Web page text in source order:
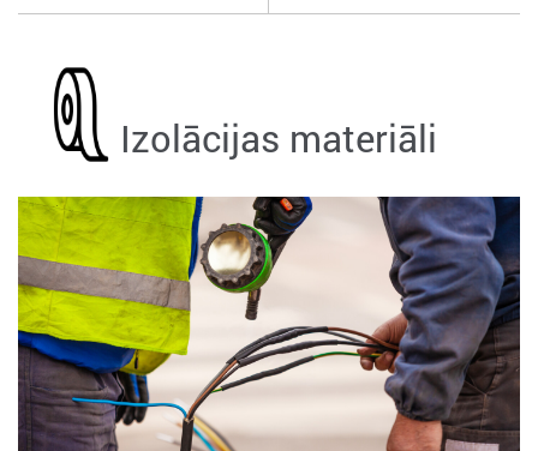
Izolācijas materiāli